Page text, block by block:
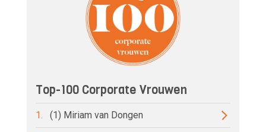
Top-100 Corporate Vrouwen
1. (1) Miriam van Dongen